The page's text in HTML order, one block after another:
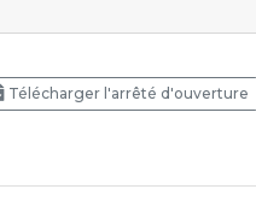
Télécharger l'arrêté d'ouverture